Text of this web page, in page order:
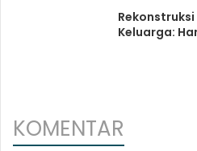
Keluarga:
KOMENTAR